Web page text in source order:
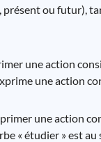
présent ou futur),
une action
une action
une action
« étudier » est